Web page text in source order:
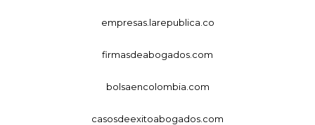
empresas.larepublica.co
firmasdeabogados.com
bolsaencolombia.com
casosdeexitoabogados.com